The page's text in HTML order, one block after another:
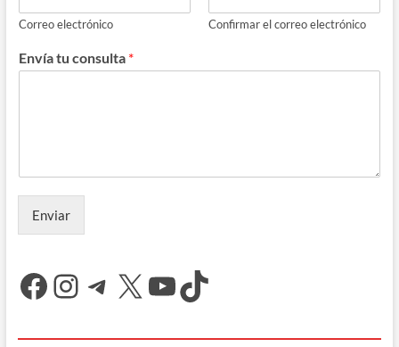
Correo electrónico Confirmar el correo electrónico
Envía tu consulta *
Enviar
Facebook
Instagram
Telegram
X YouTube
TikTok